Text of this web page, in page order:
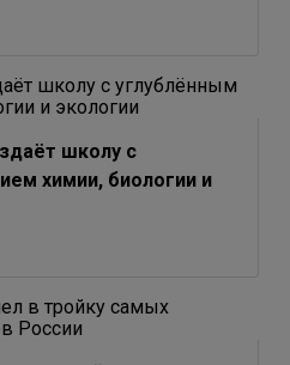
школу с
химии, биологии и